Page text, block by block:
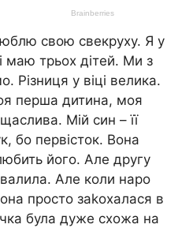
свою свекруху. Я у
маю трьох дітей. Ми з
Різниця у віці велика.
перша дитина, моя
Мій син – її
бо первісток. Вона
його. Але другу
Але коли наро
просто заkохалася в
була дуже схожа на